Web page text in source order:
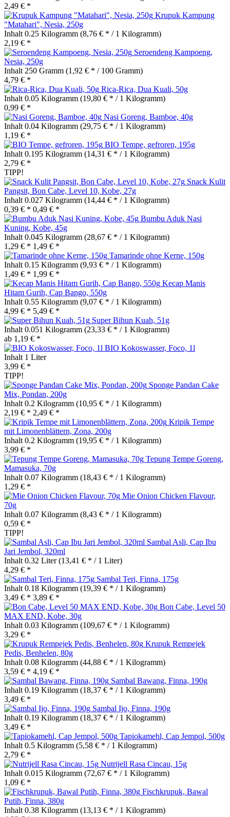
2,49 € *
Krupuk Kampung
"Matahari", Nesia, 250g
Inhalt 0.25 Kilogramm (8,76 € * / 1 Kilogramm)
2,19 € *
Seroendeng Kampoeng,
Nesia, 250g
Inhalt 250 Gramm (1,92 € * / 100 Gramm)
4,79 € *
Rica-Rica, Dua Kuali, 50g
Inhalt 0.05 Kilogramm (19,80 € * / 1 Kilogramm)
0,99 € *
Nasi Goreng, Bamboe, 40g
Inhalt 0.04 Kilogramm (29,75 € * / 1 Kilogramm)
1,19 € *
BIO Tempe, gefroren, 195g
Inhalt 0.195 Kilogramm (14,31 € * / 1 Kilogramm)
2,79 € *
TIPP!
Snack Kulit
Pangsit, Bon Cabe, Level 10, Kobe, 27g
Inhalt 0.027 Kilogramm (14,44 € * / 1 Kilogramm)
0,39 € * 0,49 € *
Bumbu Aduk Nasi
Kuning, Kobe, 45g
Inhalt 0.045 Kilogramm (28,67 € * / 1 Kilogramm)
1,29 € * 1,49 € *
Tamarinde ohne Kerne, 150g
Inhalt 0.15 Kilogramm (9,93 € * / 1 Kilogramm)
1,49 € * 1,99 € *
Kecap Manis
Hitam Gurih, Cap Bango, 550g
Inhalt 0.55 Kilogramm (9,07 € * / 1 Kilogramm)
4,99 € * 5,49 € *
Super Bihun Kuah, 51g
Inhalt 0.051 Kilogramm (23,33 € * / 1 Kilogramm)
ab 1,19 € *
BIO Kokoswasser, Foco, 1l
Inhalt 1 Liter
3,99 € *
TIPP!
Sponge Pandan Cake
Mix, Pondan, 200g
Inhalt 0.2 Kilogramm (10,95 € * / 1 Kilogramm)
2,19 € * 2,49 € *
Kripik Tempe
mit Limonenblättern, Zona, 200g
Inhalt 0.2 Kilogramm (19,95 € * / 1 Kilogramm)
3,99 € *
Tepung Tempe Goreng,
Mamasuka, 70g
Inhalt 0.07 Kilogramm (18,43 € * / 1 Kilogramm)
1,29 € *
Mie Onion Chicken Flavour,
70g
Inhalt 0.07 Kilogramm (8,43 € * / 1 Kilogramm)
0,59 € *
TIPP!
Sambal Asli, Cap Ibu
Jari Jembol, 320ml
Inhalt 0.32 Liter(13,41 € * / 1 Liter)
4,29 € *
Sambal Teri, Finna, 175g
Inhalt 0.18 Kilogramm (19,39 € * / 1 Kilogramm)
3,49 € * 3,89 € *
Bon Cabe, Level 50
MAX END, Kobe, 30g
Inhalt 0.03 Kilogramm (109,67 € * / 1 Kilogramm)
3,29 € *
Krupuk Rempejek
Pedis, Benhelen, 80g
Inhalt 0.08 Kilogramm (44,88 € * / 1 Kilogramm)
3,59 € * 4,19 € *
Sambal Bawang, Finna, 190g
Inhalt 0.19 Kilogramm (18,37 € * / 1 Kilogramm)
3,49 € *
Sambal Ijo, Finna, 190g
Inhalt 0.19 Kilogramm (18,37 € * / 1 Kilogramm)
3,49 € *
Tapiokamehl, Cap Jempol, 500g
Inhalt 0.5 Kilogramm (5,58 € * / 1 Kilogramm)
2,79 € *
Nutrijell Rasa Cincau, 15g
Inhalt 0.015 Kilogramm (72,67 € * / 1 Kilogramm)
1,09 € *
Fischkrupuk, Bawal
Putih, Finna, 380g
Inhalt 0.38 Kilogramm (13,13 € * / 1 Kilogramm)